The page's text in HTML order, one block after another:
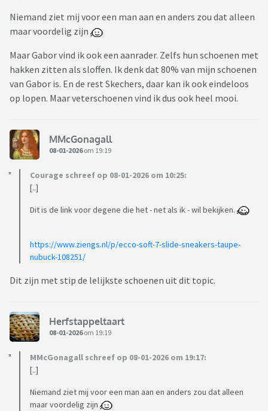
Niemand ziet mij voor een man aan en anders zou dat alleen
maar voordelig zijn
Maar Gabor vind ik ook een aanrader. Zelfs hun schoenen met
hakken zitten als sloffen. Ik denk dat 80% van mijn schoenen
van Gabor is. En de rest Skechers, daar kan ik ook eindeloos
op lopen. Maar veterschoenen vind ik dus ook heel mooi.
MMcGonagall
08-01-2026om 19:19
Courage schreef op 08-01-2026 om 10:25:
[..]
Dit is de link voor degene die het - net als ik - wil bekijken.
https://www.ziengs.nl/p/ecco-soft-7-slide-sneakers-taupe-
nubuck-108251/
Dit zijn met stip de lelijkste schoenen uit dit topic.
Herfstappeltaart
08-01-2026om 19:19
MMcGonagall schreef op 08-01-2026 om 19:17:
[..]
Niemand ziet mij voor een man aan en anders zou dat alleen
maar voordelig zijn